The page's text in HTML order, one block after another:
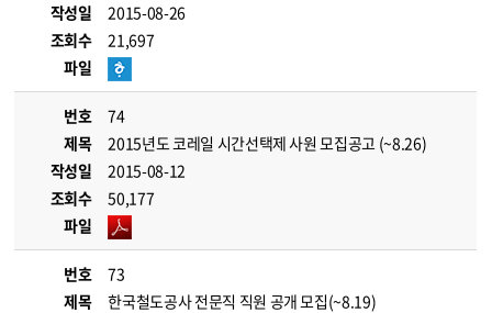
작성일
2015-08-26
조회수
21,697
파일
번호
74
제목
2015년도 코레일 시간선택제 사원 모집공고 (~8.26)
작성일
2015-08-12
조회수
50,177
파일
번호
73
제목
한국철도공사 전문직 직원 공개 모집(~8.19)